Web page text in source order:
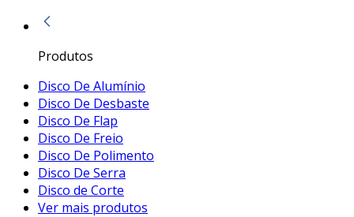
Produtos
Disco De Alumínio
Disco De Desbaste
Disco De Flap
Disco De Freio
Disco De Polimento
Disco De Serra
Disco de Corte
Ver mais produtos